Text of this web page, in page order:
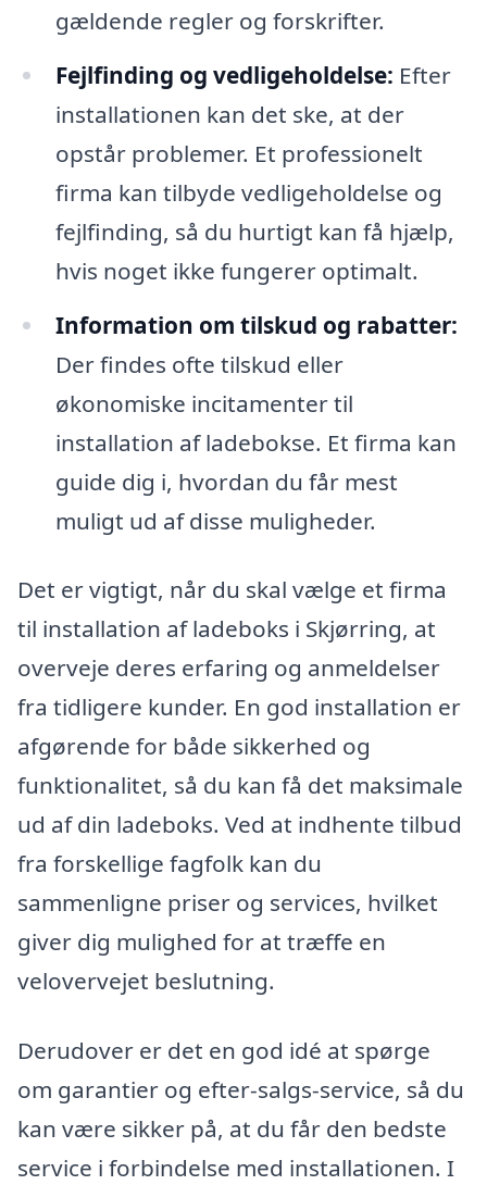
gældende regler og forskrifter.
Fejlfinding og vedligeholdelse: Efter
installationen kan det ske, at der
opstår problemer. Et professionelt
firma kan tilbyde vedligeholdelse og
fejlfinding, så du hurtigt kan få hjælp,
hvis noget ikke fungerer optimalt.
Information om tilskud og rabatter:
Der findes ofte tilskud eller
økonomiske incitamenter til
installation af ladebokse. Et firma kan
guide dig i, hvordan du får mest
muligt ud af disse muligheder.
Det er vigtigt, når du skal vælge et firma
til installation af ladeboks i Skjørring, at
overveje deres erfaring og anmeldelser
fra tidligere kunder. En god installation er
afgørende for både sikkerhed og
funktionalitet, så du kan få det maksimale
ud af din ladeboks. Ved at indhente tilbud
fra forskellige fagfolk kan du
sammenligne priser og services, hvilket
giver dig mulighed for at træffe en
velovervejet beslutning.
Derudover er det en god idé at spørge
om garantier og efter-salgs-service, så du
kan være sikker på, at du får den bedste
service i forbindelse med installationen. I